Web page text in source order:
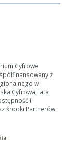
Cyfrowe
z
w
Cyfrowa, lata
i
środki Partnerów